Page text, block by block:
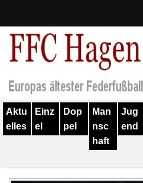
Termine
Verein
Geschichte
Training
Aktu
elles
Einz
el
Dop
pel
Man
nsc
haft
Jug
end